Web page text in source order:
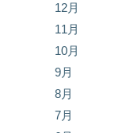
12月
11月
10月
9月
8月
7月